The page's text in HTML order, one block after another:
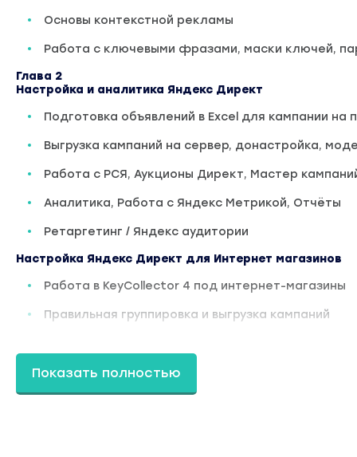
Основы контекстной рекламы
Работа с ключевыми фразами, маски ключей,
Глава 2
Настройка и аналитика Яндекс Директ
Подготовка объявлений в Excel для кампании на
Выгрузка кампаний на сервер, донастройка,
Работа с РСЯ, Аукционы Директ, Мастер
Аналитика, Работа с Яндекс Метрикой, Отчёты
Ретаргетинг / Яндекс аудитории
Настройка Яндекс Директ для Интернет магазинов
Работа в KeyCollector 4 под интернет-магазины
Правильная группировка и выгрузка кампаний
Динамические объявления
Показать полностью